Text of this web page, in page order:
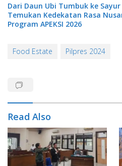
Dari Daun Ubi Tumbuk ke
Temukan Kedekatan Rasa
Program APEKSI 2026
Food Estate Pilpres 2024
Read Also